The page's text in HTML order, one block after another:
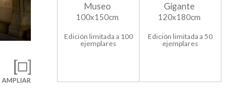
AMPLIAR
Museo
100x150cm
Edición limitada a 100
ejemplares
Gigante
120x180cm
Edición limitada a 50
ejemplares